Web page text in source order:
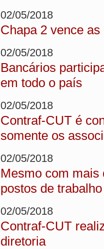
02/05/2018
Chapa 2 vence
02/05/2018
Bancários
em todo o país
02/05/2018
Contraf-CUT é
somente os
02/05/2018
Mesmo com mais
postos de trabalho
02/05/2018
Contraf-CUT
diretoria